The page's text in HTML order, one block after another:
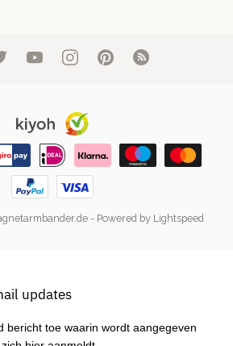
- Powered by Lightspeed
updates
bericht toe waarin wordt aangegeven